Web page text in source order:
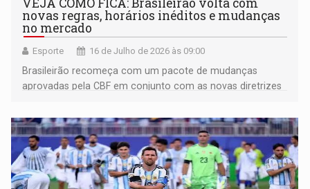
VEJA COMO FICA: Brasileirão volta com
novas regras, horários inéditos e mudanças
no mercado
Esporte 16 de Julho de 2026 às 09:00
Brasileirão recomeça com um pacote de mudanças
aprovadas pela CBF em conjunto com as novas diretrizes